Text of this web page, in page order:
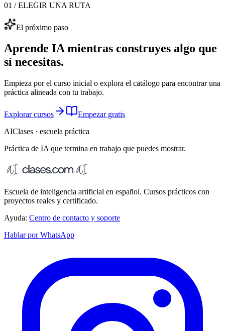
01 / ELEGIR UNA RUTA
El próximo paso
Aprende IA mientras construyes algo que
sí necesitas.
Empieza por el curso inicial o explora el catálogo para encontrar una
práctica alineada con tu trabajo.
Explorar cursos
Empezar gratis
AIClases · escuela práctica
Práctica de IA que termina en trabajo que puedes mostrar.
Escuela de inteligencia artificial en español. Cursos prácticos con
proyectos reales y certificado.
Ayuda: Centro de contacto y soporte
Hablar por WhatsApp